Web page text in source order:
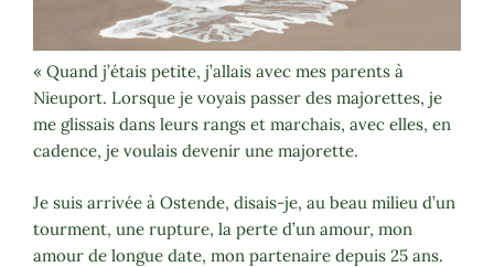
« Quand j’étais petite, j’allais avec mes parents à
Nieuport. Lorsque je voyais passer des majorettes, je
me glissais dans leurs rangs et marchais, avec elles, en
cadence, je voulais devenir une majorette.
Je suis arrivée à Ostende, disais-je, au beau milieu d’un
tourment, une rupture, la perte d’un amour, mon
amour de longue date, mon partenaire depuis 25 ans.